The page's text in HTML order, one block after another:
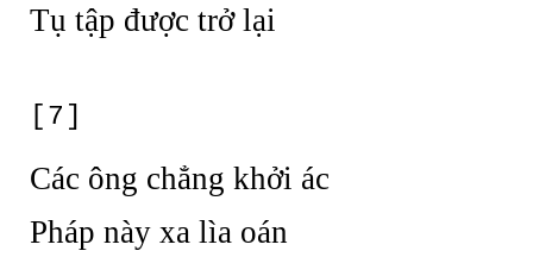
Tụ tập được trở lại
[7]
Các ông chẳng khởi ác
Pháp này xa lìa oán